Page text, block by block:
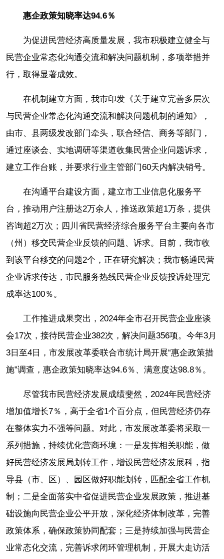
惠企政策知晓率达94.6％
为促进民营经济高质量发展，我市积极建立健全与
民营企业常态化沟通交流和解决问题机制，多项举措并
行，取得显著成效。
在机制建立方面，我市印发《关于建立完善多层次
与民营企业常态化沟通交流和解决问题机制的通知》，
由市、县两级发改部门牵头，联合经信、商务等部门，
通过座谈会、实地调研等渠道收集民营企业问题诉求，
建立工作台账，并要求行业主管部门60天内解决销号。
在沟通平台建设方面，建立市工业信息化服务平
台，推动用户注册达2万余人，推送政策超1万条，提供
咨询超2万次；四川省民营经济综合服务平台主要向各市
（州）移交民营企业反馈的问题、诉求。目前，我市收
到该平台移交的问题2个，正在研究解决；我市畅通民营
企业诉求传达，市民服务热线民营企业反馈投诉处理完
成率达100％。
工作推进成果突出，2024年全市召开民营企业座谈
会17次，接待民营企业382次，解决问题356项。今年3月
3日至4日，市发展改革委联合市统计局开展“惠企政策措
施”调查，惠企政策知晓率达94.6％、满意度达98.8％。
尽管我市民营经济发展成绩斐然，2024年民营经济
增加值增长7％，高于全省1个百分点，但民营经济仍存
在整体实力不强等问题。对此，市发展改革委将采取一
系列措施，持续优化营商环境：一是发挥相关职能，做
好民营经济发展局划转工作，增设民营经济发展科，指
导县（市、区）、园区做好职能划转，匹配全省工作机
制；二是全面落实中省促进民营企业发展政策，推进基
础设施向民营企业公平开放，深化经济体制改革，完善
政策体系，确保政策协同配套；三是持续加强与民营企
业常态化交流，完善诉求闭环管理机制，开展大走访活